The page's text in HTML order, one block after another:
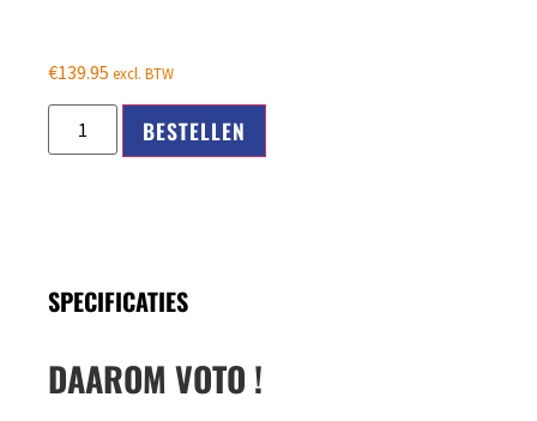
€139.95 excl. BTW
BESTELLEN
SPECIFICATIES
DAAROM VOTO !